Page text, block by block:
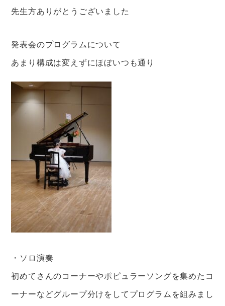
先生方ありがとうございました
発表会のプログラムについて
あまり構成は変えずにほぼいつも通り
・ソロ演奏
初めてさんのコーナーやポピュラーソングを集めたコ
ーナーなどグループ分けをしてプログラムを組みまし